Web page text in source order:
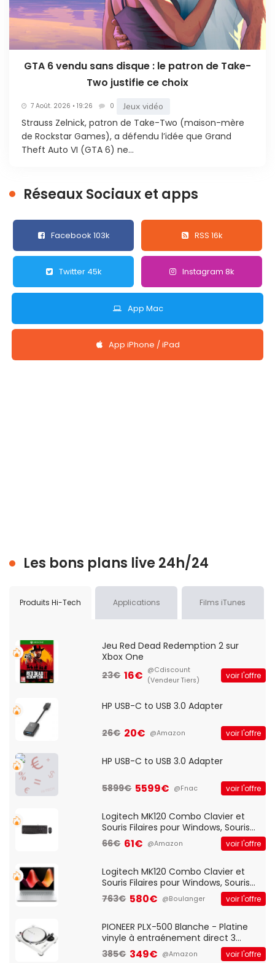
GTA 6 vendu sans disque : le patron de Take-
Two justifie ce choix
7 Août. 2026 • 19:26 0 Jeux vidéo
Strauss Zelnick, patron de Take-Two (maison-mère
de Rockstar Games), a défendu l’idée que Grand
Theft Auto VI (GTA 6) ne...
Réseaux Sociaux et apps
Facebook 103k RSS 16k
Twitter 45k Instagram 8k
App Mac
App iPhone / iPad
Les bons plans live 24h/24
Produits Hi-Tech Applications Films iTunes
Jeu Red Dead Redemption 2 sur
Xbox One
23€ 16€ @Cdiscount
(Vendeur Tiers)
voir l'offre
HP USB-C to USB 3.0 Adapter
26€ 20€ @Amazon voir l'offre
HP USB-C to USB 3.0 Adapter
5899€ 5599€ @Fnac voir l'offre
Logitech MK120 Combo Clavier et
Souris Filaires pour Windows, Souris
Optique Filaire, Connexion USB Plug
And Play, Confortable, Taille
QWERTY UK - Noir
66€ 61€ @Amazon voir l'offre
Logitech MK120 Combo Clavier et
Souris Filaires pour Windows, Souris
Optique Filaire, Connexion USB Plug
And Play, Confortable, Taille
QWERTY UK - Noir
763€ 580€ @Boulanger voir l'offre
PIONEER PLX-500 Blanche - Platine
vinyle à entraénement direct 3
vitesses (33-45-78 trs/min) avec
pre-ampli intégré et port USB
385€ 349€ @Amazon voir l'offre